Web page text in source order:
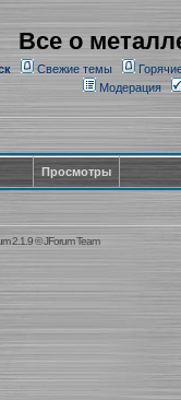
Все о
Свежие темы
Модерация
Просмотры
2.1.9©JForum Team